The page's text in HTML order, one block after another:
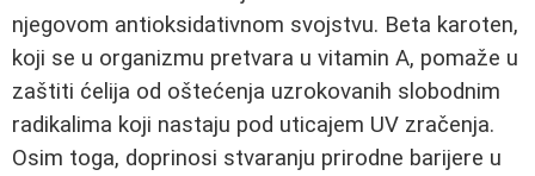
njegovom antioksidativnom svojstvu. Beta karoten,
koji se u organizmu pretvara u vitamin A, pomaže u
zaštiti ćelija od oštećenja uzrokovanih slobodnim
radikalima koji nastaju pod uticajem UV zračenja.
Osim toga, doprinosi stvaranju prirodne barijere u